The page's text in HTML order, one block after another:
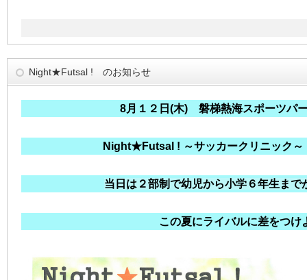
Night★Futsal ! のお知らせ
8月１２日(木) 磐梯熱海スポーツパ
Night★Futsal ! ～サッカークリニック
当日は２部制で幼児から小学６年生まで
この夏にライバルに差をつけ